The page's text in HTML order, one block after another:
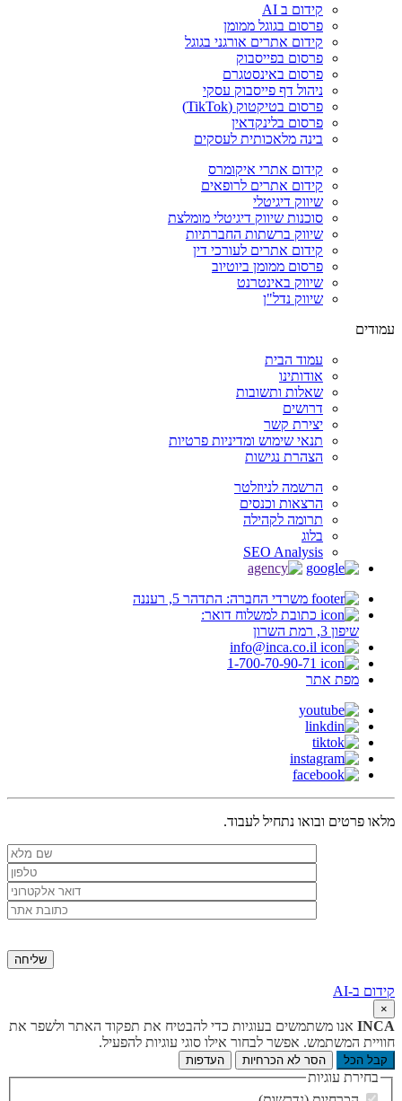
קידום ב AI
פרסום בגוגל ממומן
קידום אתרים אורגני בגוגל
פרסום בפייסבוק
פרסום באינסטגרם
ניהול דף פייסבוק עסקי
פרסום בטיקטוק (TikTok)
פרסום בלינקדאין
בינה מלאכותית לעסקים
קידום אתרי איקומרס
קידום אתרים לרופאים
שיווק דיגיטלי
סוכנות שיווק דיגיטלי מומלצת
שיווק ברשתות החברתיות
קידום אתרים לעורכי דין
פרסום ממומן ביוטיוב
שיווק באינטרנט
שיווק נדל"ן
עמודים
עמוד הבית
אודותינו
שאלות ותשובות
דרושים
יצירת קשר
תנאי שימוש ומדיניות פרטיות
הצהרת נגישות
הרשמה לניוזלטר
הרצאות וכנסים
תרומה לקהילה
בלוג
SEO Analysis
משרדי החברה: התדהר 5, רעננה
כתובת למשלוח דואר:
שיפון 3, רמת השרון
info@inca.co.il
1-700-70-90-71
מפת אתר
מלאו פרטים ובואו נתחיל לעבוד.
קידום ב-AI
×
INCA אנו משתמשים בעוגיות כדי להבטיח את תפקוד האתר ולשפר את
חוויית המשתמש. אפשר לבחור אילו סוגי עוגיות להפעיל.
קבל הכל הסר לא הכרחיות העדפות
בחירת עוגיות